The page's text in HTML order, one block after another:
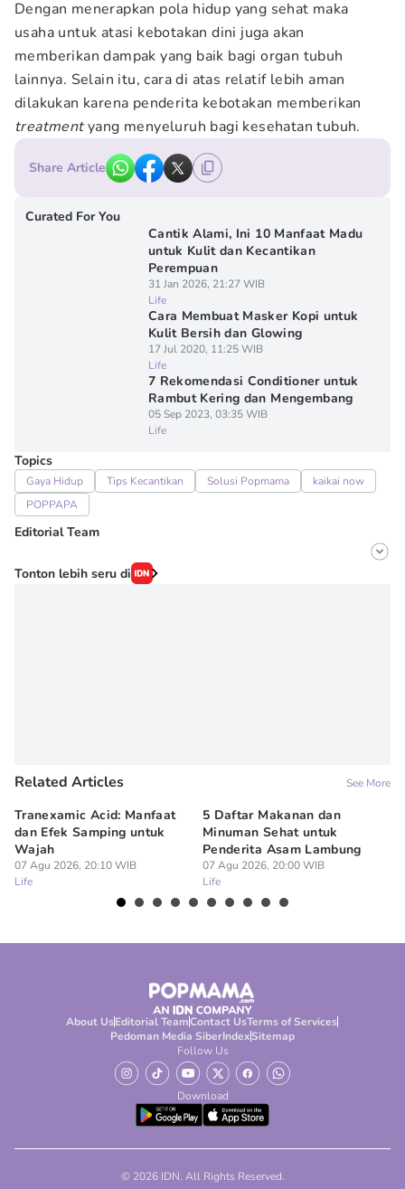
Dengan menerapkan pola hidup yang sehat maka
usaha untuk atasi kebotakan dini juga akan
memberikan dampak yang baik bagi organ tubuh
lainnya. Selain itu, cara di atas relatif lebih aman
dilakukan karena penderita kebotakan memberikan
treatmentyang menyeluruh bagi kesehatan tubuh.
Share Article
Curated For You
Cantik Alami, Ini 10 Manfaat Madu
untuk Kulit dan Kecantikan
Perempuan
31 Jan 2026, 21:27 WIB
Life
Cara Membuat Masker Kopi untuk
Kulit Bersih dan Glowing
17 Jul 2020, 11:25 WIB
Life
7 Rekomendasi Conditioner untuk
Rambut Kering dan Mengembang
05 Sep 2023, 03:35 WIB
Life
Topics
Gaya Hidup Tips Kecantikan Solusi Popmama
kaikai now
POPPAPA
Editorial Team
Editor
Onic Metheany
Tonton lebih seru di
Related Articles See More
Tranexamic Acid: Manfaat
dan Efek Samping untuk
Wajah
07 Agu 2026, 20:10 WIB
Life
5 Daftar Makanan dan
Minuman Sehat untuk
Penderita Asam Lambung
07 Agu 2026, 20:00 WIB
Life
About UsEditorial TeamContact UsTerms of Services
Pedoman Media SiberIndexSitemap
Follow Us
Download
© 2026 IDN. All Rights Reserved.